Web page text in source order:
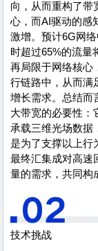
向，从而重构了带
心，而AI驱动的感
激增。预计6G网
时超过65%的流量
再局限于网络核心
行链路中，从而满
增长需求。总结而
大带宽的必要性：
承载三维光场数据
是为了支撑以上行
最终汇集成对高速
量的需求，共同构
技术挑战